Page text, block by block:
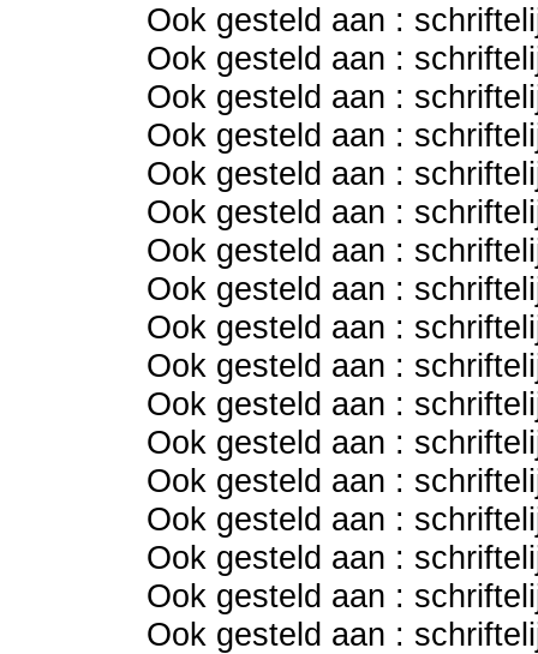
Ook gesteld aan :
Ook gesteld aan :
Ook gesteld aan :
Ook gesteld aan :
Ook gesteld aan :
Ook gesteld aan :
Ook gesteld aan :
Ook gesteld aan :
Ook gesteld aan :
Ook gesteld aan :
Ook gesteld aan :
Ook gesteld aan :
Ook gesteld aan :
Ook gesteld aan :
Ook gesteld aan :
Ook gesteld aan :
Ook gesteld aan :